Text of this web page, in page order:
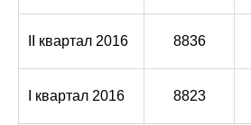
II квартал 2016 8836
I квартал 2016 8823